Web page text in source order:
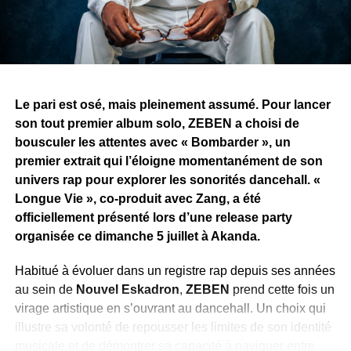
WhatsApp
Facebook
X Telegram
Email
>>
Le pari est osé, mais pleinement assumé. Pour lancer
son tout premier album solo, ZEBEN a choisi de
bousculer les attentes avec « Bombarder », un
premier extrait qui l’éloigne momentanément de son
univers rap pour explorer les sonorités dancehall. «
Longue Vie », co-produit avec Zang, a été
officiellement présenté lors d’une release party
organisée ce dimanche 5 juillet à Akanda.
Habitué à évoluer dans un registre rap depuis ses années
au sein de Nouvel Eskadron, ZEBEN prend cette fois un
virage artistique en s’ouvrant au dancehall. Un choix qui
illustre sa volonté de repousser les limites de son identité